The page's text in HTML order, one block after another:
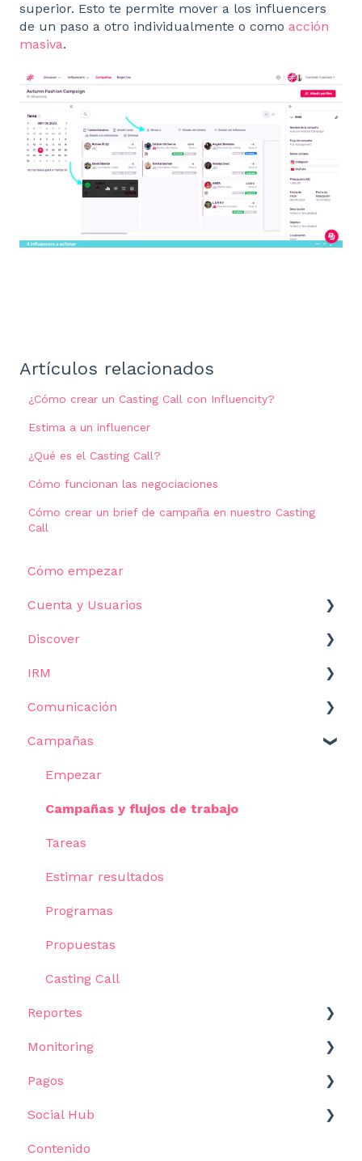
superior. Esto te permite mover a los influencers
de un paso a otro individualmente o como acción
masiva.
Artículos relacionados
¿Cómo crear un Casting Call con Influencity?
Estima a un influencer
¿Qué es el Casting Call?
Cómo funcionan las negociaciones
Cómo crear un brief de campaña en nuestro Casting
Call
Cómo empezar
Cuenta y Usuarios
Ajustes
Discover
Cómo empezar
Filtros
Resultados
Casos de Uso
Asistente de IA
IRM
Comenzar
Influencers
Métricas y datos
Listas
Vistas
Reclutamiento
Brand Safety
Comunicación
Plantillas
Campañas de email
Correo Masivo
Secuencias de email
Campañas
Empezar
Campañas y flujos de trabajo
Tareas
Estimar resultados
Programas
Propuestas
Casting Call
Reportes
Empezar
Reportes
Tableros y Plantillas
Tracking
Monitoring
Cómo empezar
Crea una alerta
Configura tu consulta
Pagos
Cómo empezar
Pagos
Social Hub
Inbox
Contenido